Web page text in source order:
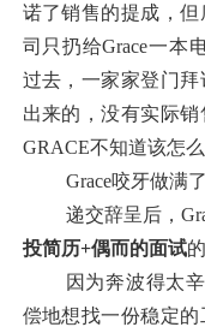
诺了销售的提成，
司只扔给Grace一本
过去，一家家登门
出来的，没有实际销
GRACE不知道该怎
Grace咬牙做满
递交辞呈后，
投简历+偶而的面试
因为奔波得太
偿地想找一份稳定